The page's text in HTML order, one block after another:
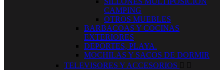
CAMPING
OTROS MUEBLES
BARBACOAS Y COCINAS
EXTERIORES
DEPORTES, PLAYA.
MOCHILAS Y SACOS DE DORMIR
TELEVISORES Y ACCESORIOS  